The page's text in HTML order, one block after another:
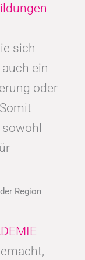
sich
ein
oder
sowohl
Region